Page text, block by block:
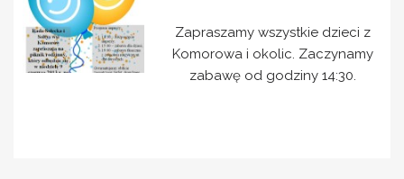
Zapraszamy wszystkie dzieci z
Komorowa i okolic. Zaczynamy
zabawę od godziny 14:30.